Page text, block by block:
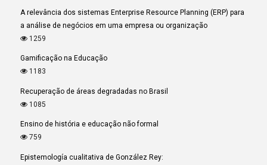
A relevância dos sistemas Enterprise Resource Planning (ERP) para
a análise de negócios em uma empresa ou organização
1259
Gamificação na Educação
1183
Recuperação de áreas degradadas no Brasil
1085
Ensino de história e educação não formal
759
Epistemología cualitativa de González Rey: